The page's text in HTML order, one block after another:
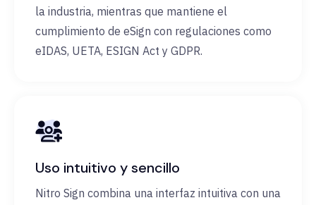
la industria, mientras que mantiene el
cumplimiento de eSign con regulaciones como
eIDAS, UETA, ESIGN Act y GDPR.
Uso intuitivo y sencillo
Nitro Sign combina una interfaz intuitiva con una